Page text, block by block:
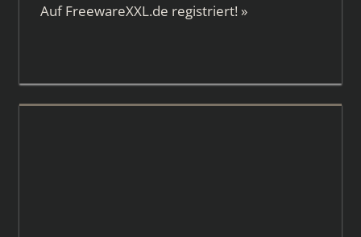
AufFreewareXXL.de registriert! »